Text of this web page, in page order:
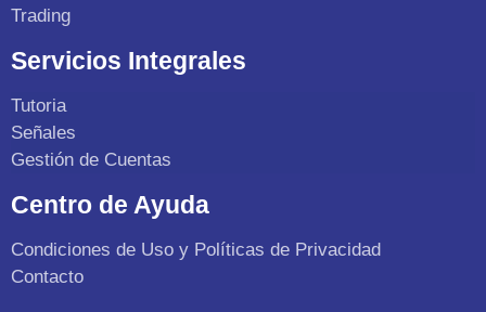
Trading
Servicios Integrales
Tutoria
Señales
Gestión de Cuentas
Centro de Ayuda
Condiciones de Uso y Políticas de Privacidad
Contacto